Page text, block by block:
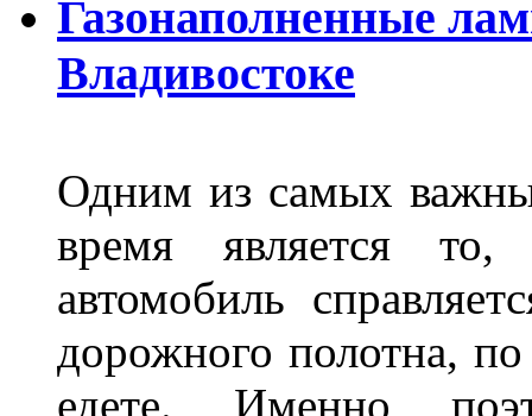
Газонаполненные
Владивостоке
Одним из самых
время является то,
автомобиль
дорожного полотна,
едете. Именно